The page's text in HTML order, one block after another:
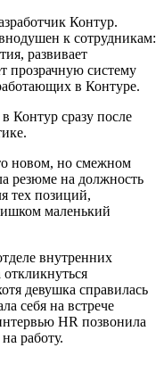
Контур.
к сотрудникам:
развивает
прозрачную систему
в Контуре.
Контур сразу после
новом, но смежном
резюме на должность
тех позиций,
маленький
внутренних
девушка справилась
себя на встрече
HR позвонила
работу.